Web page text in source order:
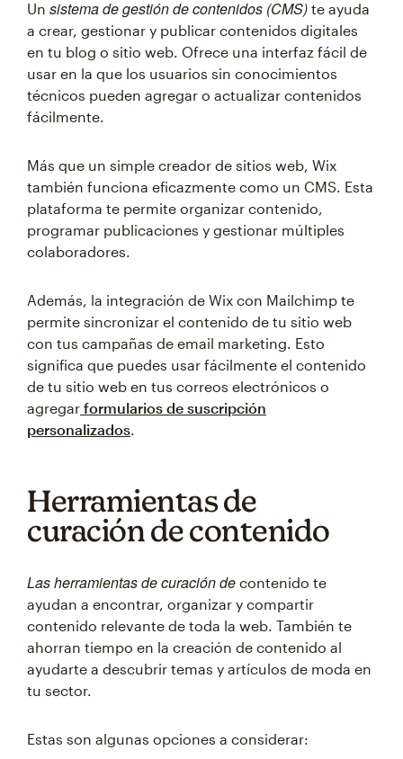
Un sistema de gestión de contenidos (CMS) te ayuda
a crear, gestionar y publicar contenidos digitales
en tu blog o sitio web. Ofrece una interfaz fácil de
usar en la que los usuarios sin conocimientos
técnicos pueden agregar o actualizar contenidos
fácilmente.
Más que un simple creador de sitios web, Wix
también funciona eficazmente como un CMS. Esta
plataforma te permite organizar contenido,
programar publicaciones y gestionar múltiples
colaboradores.
Además, la integración de Wix con Mailchimp te
permite sincronizar el contenido de tu sitio web
con tus campañas de email marketing. Esto
significa que puedes usar fácilmente el contenido
de tu sitio web en tus correos electrónicos o
agregar formularios de suscripción
personalizados.
Herramientas de
curación de contenido
Las herramientas de curación de contenido te
ayudan a encontrar, organizar y compartir
contenido relevante de toda la web. También te
ahorran tiempo en la creación de contenido al
ayudarte a descubrir temas y artículos de moda en
tu sector.
Estas son algunas opciones a considerar: